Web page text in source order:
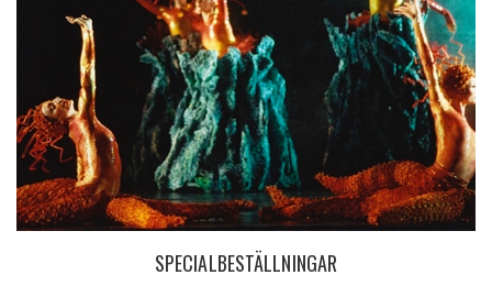
SPECIALBESTÄLLNINGAR